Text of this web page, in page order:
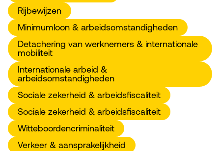
Rijbewijzen
Minimumloon & arbeidsomstandigheden
Detachering van werknemers & internationale
mobiliteit
Internationale arbeid &
arbeidsomstandigheden
Sociale zekerheid & arbeidsfiscaliteit
Sociale zekerheid & arbeidsfiscaliteit
Witteboordencriminaliteit
Verkeer & aansprakelijkheid